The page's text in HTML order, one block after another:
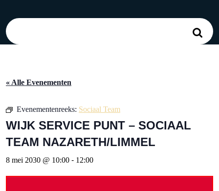
« Alle Evenementen
Evenementenreeks: Sociaal Team
WIJK SERVICE PUNT – SOCIAAL
TEAM NAZARETH/LIMMEL
8 mei 2030 @ 10:00 - 12:00